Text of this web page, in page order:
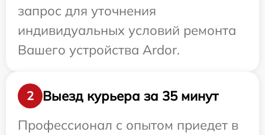
запрос для уточнения
индивидуальных условий ремонта
Вашего устройства Ardor.
2
Выезд курьера за 35 минут
Профессионал с опытом приедет в